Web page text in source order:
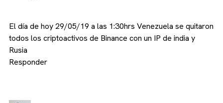
El día de hoy 29/05/19 a las 1:30hrs Venezuela se quitaron
todos los criptoactivos de Binance con un IP de india y
Rusia
Responder